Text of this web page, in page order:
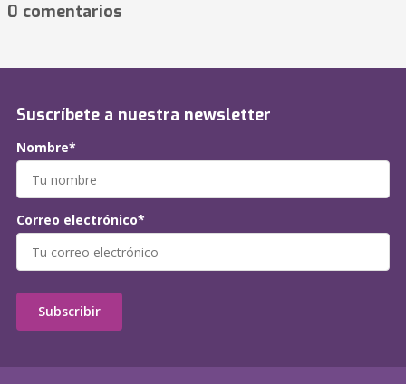
0 comentarios
Suscríbete a nuestra newsletter
Nombre*
Correo electrónico*
Subscribir